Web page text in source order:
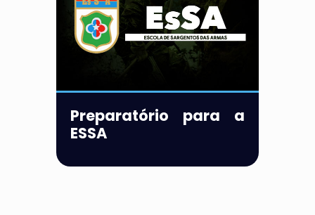
Preparatório para a
ESSA